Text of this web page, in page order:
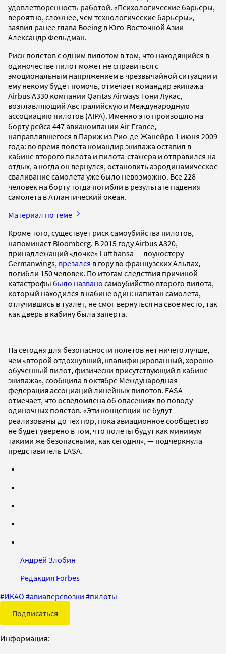
удовлетворенность работой. «Психологические барьеры,
вероятно, сложнее, чем технологические барьеры», —
заявил ранее глава Boeing в Юго-Восточной Азии
Александр Фельдман.
Риск полетов с одним пилотом в том, что находящийся в
одиночестве пилот может не справиться с
эмоциональным напряжением в чрезвычайной ситуации и
ему некому будет помочь, отмечает командир экипажа
Airbus A330 компании Qantas Airways Тони Лукас,
возглавляющий Австралийскую и Международную
ассоциацию пилотов (AIPA). Именно это произошло на
борту рейса 447 авиакомпании Air France,
направлявшегося в Париж из Рио-де-Жанейро 1 июня 2009
года: во время полета командир экипажа оставил в
кабине второго пилота и пилота-стажера и отправился на
отдых, а когда он вернулся, остановить аэродинамическое
сваливание самолета уже было невозможно. Все 228
человек на борту тогда погибли в результате падения
самолета в Атлантический океан.
Материал по теме
Кроме того, существует риск самоубийства пилотов,
напоминает Bloomberg. В 2015 году Airbus A320,
принадлежащий «дочке» Lufthansa — лоукостеру
Germanwings, врезался в гору во французских Альпах,
погибли 150 человек. По итогам следствия причиной
катастрофы было названо самоубийство второго пилота,
который находился в кабине один: капитан самолета,
отлучившись в туалет, не смог вернуться на свое место, так
как дверь в кабину была заперта.
На сегодня для безопасности полетов нет ничего лучше,
чем «второй отдохнувший, квалифицированный, хорошо
обученный пилот, физически присутствующий в кабине
экипажа», сообщила в октябре Международная
федерация ассоциаций линейных пилотов. EASA
отмечает, что осведомлена об опасениях по поводу
одиночных полетов. «Эти концепции не будут
реализованы до тех пор, пока авиационное сообщество
не будет уверено в том, что полеты будут как минимум
такими же безопасными, как сегодня», — подчеркнула
представитель EASA.
Андрей Злобин
Редакция Forbes
#ИКАО #авиаперевозки #пилоты
Подписаться
Информация: